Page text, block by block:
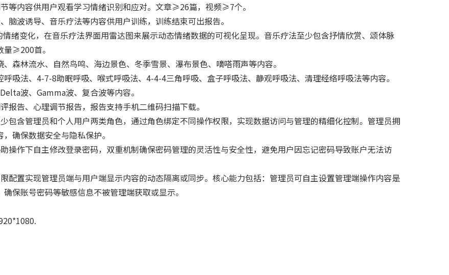
等内容供用户观看学习情绪识别和应对。文章≥26篇，视频≥7个。
波诱导、音乐疗法等内容供用户训练，训练结束可出报告。
绪变化，在音乐疗法界面用雷达图来展示动态情绪数据的可视化呈现。音乐疗法至少包含抒情欣赏、颂体脉
量≥200首。
森林流水、自然鸟鸣、海边景色、冬季雪景、瀑布景色、嘀嗒雨声等内容。
吸法、4-7-8助眠呼吸、喉式呼吸法、4-4-4三角呼吸、盒子呼吸法、静观呼吸法、清理经络呼吸法等内容。
波、Gamma波、复合波等内容。
告、心理调节报告，报告支持手机二维码扫描下载。
包含管理员和个人用户两类角色，通过角色绑定不同操作权限，实现数据访问与管理的精细化控制。管理员拥
确保数据安全与隐私保护。
操作下自主修改登录密码，双重机制确保密码管理的灵活性与安全性，避免用户因忘记密码导致账户无法访
配置实现管理员端与用户端显示内容的动态隔离或同步。核心能力包括：管理员可自主设置管理端操作内容是
保账号密码等敏感信息不被管理端获取或显示。